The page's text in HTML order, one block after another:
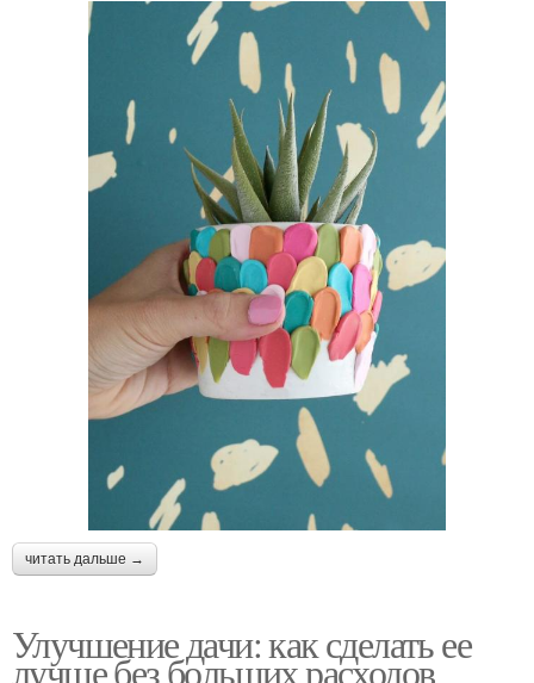
читать дальше →
Улучшение дачи: как сделать ее
лучше без больших расходов